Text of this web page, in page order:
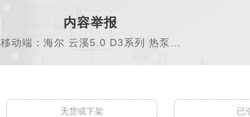
内容举报
移动端：海尔 云溪5.0 D3系列 热泵...
无货或下架 已